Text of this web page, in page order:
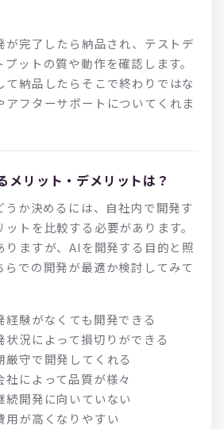
が完了したら納品され、テストデ
ットの質や動作を確認します。
て納品したらそこで終わりではな
アフターサポートについてくれま
メリット・デメリットは？
か決めるには、自社内で開発す
トを比較する必要があります。
りますが、AIを開発する目的と照
らでの開発が最適か検討してみて
経験がなくても開発できる
状況によって損切りができる
厳守で開発してくれる
社によって品質が様々
続開発に向いていない
用が高くなりやすい